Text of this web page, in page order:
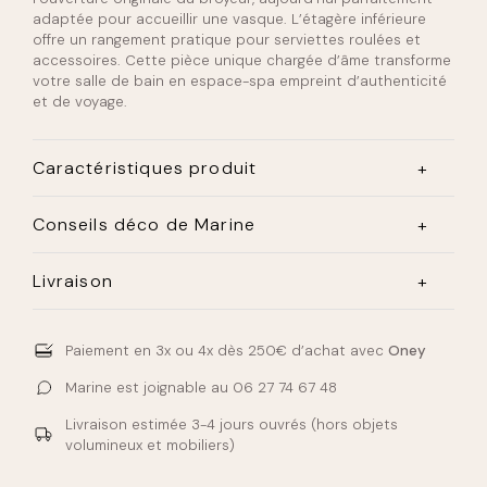
adaptée pour accueillir une vasque. L’étagère inférieure
offre un rangement pratique pour serviettes roulées et
accessoires. Cette pièce unique chargée d’âme transforme
votre salle de bain en espace-spa empreint d’authenticité
et de voyage.
Caractéristiques produit
• Hauteur étagère : 21 cm
• Pièce ancienne authentique
• Traces d’usage et patine d’origine conservées
• Pièce unique
Conseils déco de Marine
choisissez une vasque minimaliste en céramique blanche
robinetterie en laiton brossé vieilli ou noir mat pour
l’ensemble.
bois d’acajou ou teck aux contours organiques
irréguliers qui rappellera les origines indonésiennes de la
Livraison
rendez-vous est effectuée quelques jours avant le
passage du livreur. ( Le jour et créneau de livraison ne
sont pas au choix )
Livraison en bas de l’immeuble.
Délai de livraison :
Paiement en 3x ou 4x dès 250€ d’achat avec Oney
Marine est joignable au 06 27 74 67 48
Livraison estimée 3-4 jours ouvrés (hors objets
volumineux et mobiliers)